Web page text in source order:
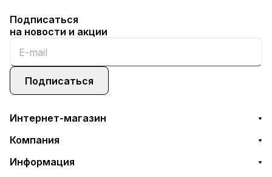
Подписаться
на новости и акции
Подписаться
Интернет-магазин
Компания
Информация